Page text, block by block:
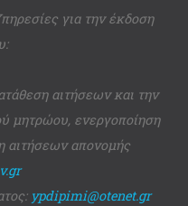
για την έκδοση
αιτήσεων και την
μητρώου, ενεργοποίηση
αιτήσεων απονομής
ypdipimi@otenet.gr